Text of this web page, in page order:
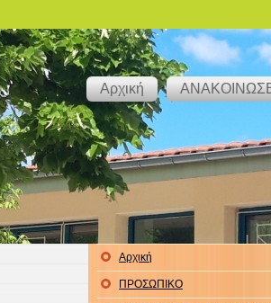
Αρχική
Αρχική
ΠΡΟΣΩΠΙΚΟ